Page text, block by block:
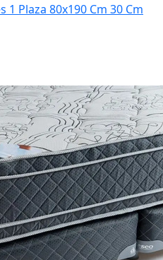
1 Plaza 80x190 Cm 30 Cm